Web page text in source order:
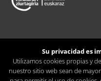
Su privacidad es
Utilizamos cookies propias y
nuestro sitio web sean de